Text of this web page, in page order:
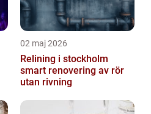
02 maj 2026
Relining i stockholm
smart renovering av rör
utan rivning